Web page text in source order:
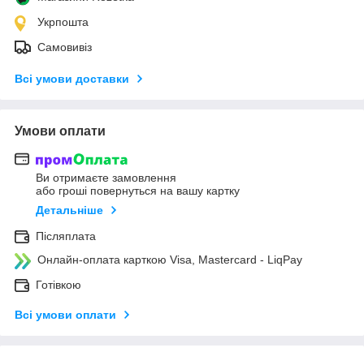
Укрпошта
Самовивіз
Всі умови доставки
Умови оплати
Ви отримаєте замовлення
або гроші повернуться на вашу картку
Детальніше
Післяплата
Онлайн-оплата карткою Visa, Mastercard - LiqPay
Готівкою
Всі умови оплати